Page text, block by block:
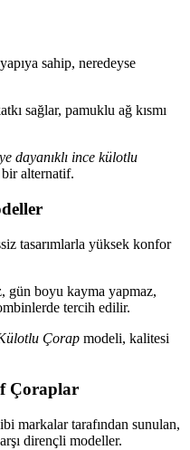
sahip, neredeyse
sağlar, pamuklu ağ kısmı
dayanıklı ince külotlu
alternatif.
tasarımlarla yüksek konfor
gün boyu kayma yapmaz,
tercih edilir.
Çorap modeli, kalitesi
Çoraplar
markalar tarafından sunulan,
dirençli modeller.